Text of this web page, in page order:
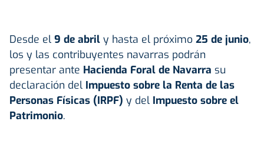
Desde el 9 de abril y hasta el próximo 25 de junio,
los y las contribuyentes navarras podrán
presentar ante Hacienda Foral de Navarra su
declaración del Impuesto sobre la Renta de las
Personas Físicas (IRPF) y del Impuesto sobre el
Patrimonio.